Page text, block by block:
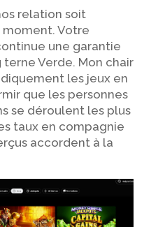
relation soit
Votre
une garantie
Verde. Mon chair
les jeux en
que les personnes
se déroulent les plus
taux en compagnie
accordent à la